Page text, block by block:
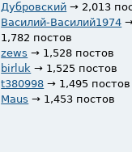
Дубровский → 2,013
Василий-Василий1974
1,782 постов
zews → 1,528 постов
birluk → 1,525 постов
t380998 → 1,495 постов
Maus → 1,453 постов